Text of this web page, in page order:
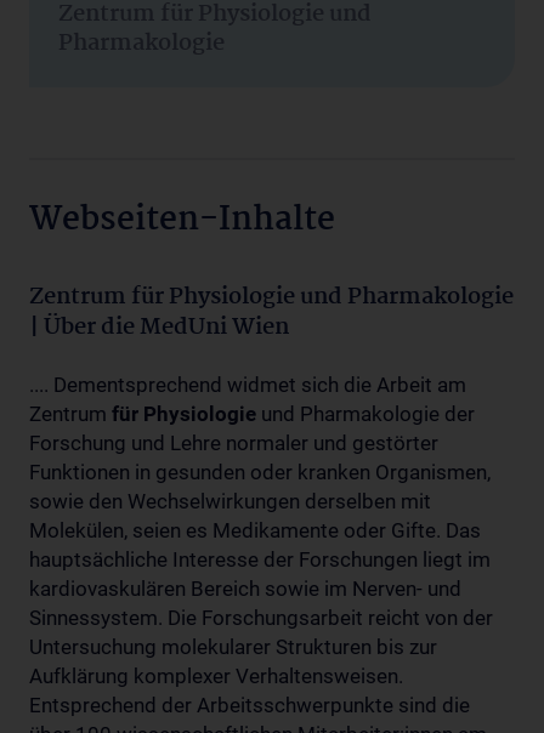
Zentrum für Physiologie und
Pharmakologie
Webseiten-Inhalte
Zentrum für Physiologie und Pharmakologie
| Über die MedUni Wien
.... Dementsprechend widmet sich die Arbeit am
Zentrum für Physiologie und Pharmakologie der
Forschung und Lehre normaler und gestörter
Funktionen in gesunden oder kranken Organismen,
sowie den Wechselwirkungen derselben mit
Molekülen, seien es Medikamente oder Gifte. Das
hauptsächliche Interesse der Forschungen liegt im
kardiovaskulären Bereich sowie im Nerven- und
Sinnessystem. Die Forschungsarbeit reicht von der
Untersuchung molekularer Strukturen bis zur
Aufklärung komplexer Verhaltensweisen.
Entsprechend der Arbeitsschwerpunkte sind die